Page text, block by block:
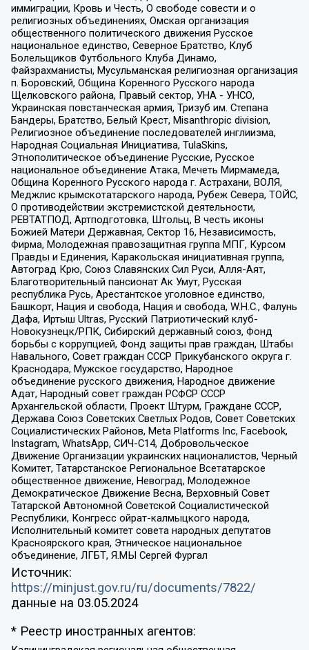
иммиграции, Кровь и Честь, О свободе совести и о
религиозных объединениях, Омская организация
общественного политического движения Русское
национальное единство, Северное Братство, Клуб
Болельщиков Футбольного Клуба Динамо,
Файзрахманисты, Мусульманская религиозная организация
п. Боровский, Община Коренного Русского народа
Щелковского района, Правый сектор, УНА - УНСО,
Украинская повстанческая армия, Тризуб им. Степана
Бандеры, Братство, Белый Крест, Misanthropic division,
Религиозное объединение последователей инглиизма,
Народная Социальная Инициатива, TulaSkins,
Этнополитическое объединение Русские, Русское
национальное объединение Атака, Мечеть Мирмамеда,
Община Коренного Русского народа г. Астрахани, ВОЛЯ,
Меджлис крымскотатарского народа, Рубеж Севера, ТОЙС,
О противодействии экстремистской деятельности,
РЕВТАТПОД, Артподготовка, Штольц, В честь иконы
Божией Матери Державная, Сектор 16, Независимость,
Фирма, Молодежная правозащитная группа МПГ, Курсом
Правды и Единения, Каракольская инициативная группа,
Автоград Крю, Союз Славянских Сил Руси, Алля-Аят,
Благотворительный пансионат Ак Умут, Русская
республика Русь, Арестантское уголовное единство,
Башкорт, Нация и свобода, Нация и свобода, W.H.С., Фалунь
Дафа, Иртыш Ultras, Русский Патриотический клуб-
Новокузнецк/РПК, Сибирский державный союз, Фонд
борьбы с коррупцией, Фонд защиты прав граждан, Штабы
Навального, Совет граждан СССР Прикубанского округа г.
Краснодара, Мужское государство, Народное
объединение русского движения, Народное движение
Адат, Народный совет граждан РСФСР СССР
Архангельской области, Проект Штурм, Граждане СССР,
Держава Союз Советских Светлых Родов, Совет Советских
Социалистических Районов, Meta Platforms Inc, Facebook,
Instagram, WhatsApp, СИЧ-С14, Добровольческое
Движение Организации украинских националистов, Черный
Комитет, Татарстанское Региональное Всетатарское
общественное движение, Невоград, Молодежное
Демократическое Движение Весна, Верховный Совет
Татарской Автономной Советской Социалистической
Республики, Конгресс ойрат-калмыцкого народа,
Исполнительный комитет совета народных депутатов
Красноярского края, Этническое национальное
объединение, ЛГБТ, Я.МЫ Сергей Фургал
Источник:
https://minjust.gov.ru/ru/documents/7822/
данные на 03.05.2024
* Реестр иностранных агентов: